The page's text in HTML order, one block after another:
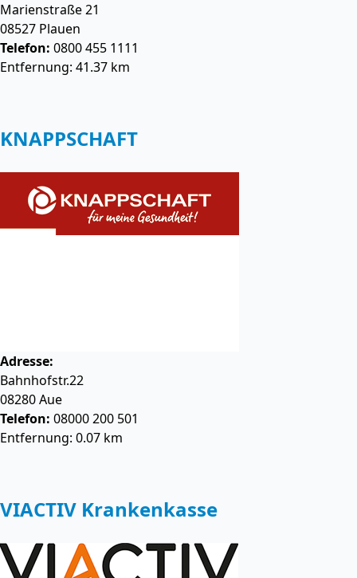
Marienstraße 21
08527 Plauen
Telefon: 0800 455 1111
Entfernung: 41.37 km
KNAPPSCHAFT
Adresse:
Bahnhofstr.22
08280Aue
Telefon: 08000 200 501
Entfernung: 0.07 km
VIACTIV Krankenkasse